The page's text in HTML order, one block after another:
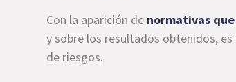
Con la aparición de normativas
y sobre los resultados obtenidos,
de riesgos.